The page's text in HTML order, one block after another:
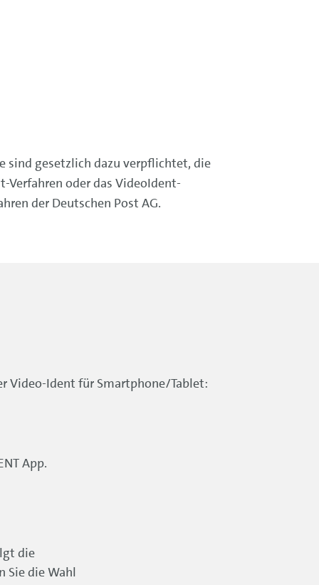
sind gesetzlich dazu verpflichtet, die
oder das VideoIdent-
der Deutschen Post AG.
Video-Ident für Smartphone/Tablet:
App.
die
Sie die Wahl